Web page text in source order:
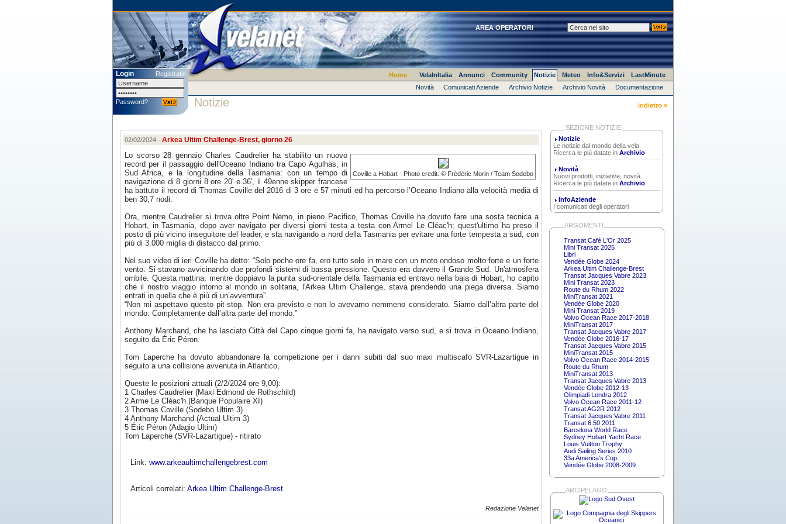
AREA OPERATORI
Login Registrati»
Password?
Home VelaInItalia Annunci Community Notizie Meteo Info&Servizi
LastMinute
Novità
Comunicati Aziende Archivio Notizie Archivio Novità Documentazione
indietro «
Notizie
02/02/2024 - Arkea Ultim Challenge-Brest, giorno 26
Coville a Hobart - Photo credit: © Frédéric Morin / Team Sodebo
Lo scorso 28 gennaio Charles Caudrelier ha stabilito un nuovo
record per il passaggio dell'Oceano Indiano tra Capo Agulhas, in
Sud Africa, e la longitudine della Tasmania: con un tempo di
navigazione di 8 giorni 8 ore 20' e 36', il 49enne skipper francese
ha battuto il record di Thomas Coville del 2016 di 3 ore e 57 minuti ed ha percorso l’Oceano Indiano alla velocità media di
ben 30,7 nodi.
Ora, mentre Caudrelier si trova oltre Point Nemo, in pieno Pacifico, Thomas Coville ha dovuto fare una sosta tecnica a
Hobart, in Tasmania, dopo aver navigato per diversi giorni testa a testa con Armel Le Cléac'h; quest'ultimo ha preso il
posto di più vicino inseguitore del leader, e sta navigando a nord della Tasmania per evitare una forte tempesta a sud, con
più di 3.000 miglia di distacco dal primo.
Nel suo video di ieri Coville ha detto: “Solo poche ore fa, ero tutto solo in mare con un moto ondoso molto forte e un forte
vento. Si stavano avvicinando due profondi sistemi di bassa pressione. Questo era davvero il Grande Sud. Un'atmosfera
orribile. Questa mattina, mentre doppiavo la punta sud-orientale della Tasmania ed entravo nella baia di Hobart, ho capito
che il nostro viaggio intorno al mondo in solitaria, l'Arkea Ultim Challenge, stava prendendo una piega diversa. Siamo
entrati in quella che è più di un’avventura”.
“Non mi aspettavo questo pit-stop. Non era previsto e non lo avevamo nemmeno considerato. Siamo dall’altra parte del
mondo. Completamente dall’altra parte del mondo.”
Anthony Marchand, che ha lasciato Città del Capo cinque giorni fa, ha navigato verso sud, e si trova in Oceano Indiano,
seguito da Éric Péron.
Tom Laperche ha dovuto abbandonare la competizione per i danni subiti dal suo maxi multiscafo SVR-Lazartigue in
seguito a una collisione avvenuta in Atlantico,
Queste le posizioni attuali (2/2/2024 ore 9,00):
1 Charles Caudrelier (Maxi Edmond de Rothschild)
2 Arme Le Cléac'h (Banque Populaire XI)
3 Thomas Coville (Sodebo Ultim 3)
4 Anthony Marchand (Actual Ultim 3)
5 Éric Péron (Adagio Ultim)
Tom Laperche (SVR-Lazartigue) - ritirato
Link: www.arkeaultimchallengebrest.com
Articoli correlati: Arkea Ultim Challenge-Brest
Redazione Velanet
SEZIONE NOTIZIE
Notizie
Le notizie dal mondo della vela.
Ricerca le più datate in Archivio
Novità
Nuovi prodotti, iniziative, novità.
Ricerca le più datate in Archivio
InfoAziende
I comunicati degli operatori
ARGOMENTI
Transat Café L'Or 2025
Mini Transat 2025
Libri
Vendée Globe 2024
Arkea Ultim Challenge-Brest
Transat Jacques Vabre 2023
Mini Transat 2023
Route du Rhum 2022
MiniTransat 2021
Vendée Globe 2020
Mini Transat 2019
Volvo Ocean Race 2017-2018
MiniTransat 2017
Transat Jacques Vabre 2017
Vendée Globe 2016-17
Transat Jacques Vabre 2015
MiniTransat 2015
Volvo Ocean Race 2014-2015
Route du Rhum
MiniTransat 2013
Transat Jacques Vabre 2013
Vendée Globe 2012-13
Olimpiadi Londra 2012
Volvo Ocean Race 2011-12
Transat AG2R 2012
Transat Jacques Vabre 2011
Transat 6.50 2011
Barcelona World Race
Sydney Hobart Yacht Race
Louis Vuitton Trophy
Audi Sailing Series 2010
33a America's Cup
Vendée Globe 2008-2009
ARCIPELAGO